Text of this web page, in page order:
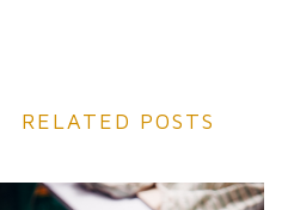
RELATED POSTS